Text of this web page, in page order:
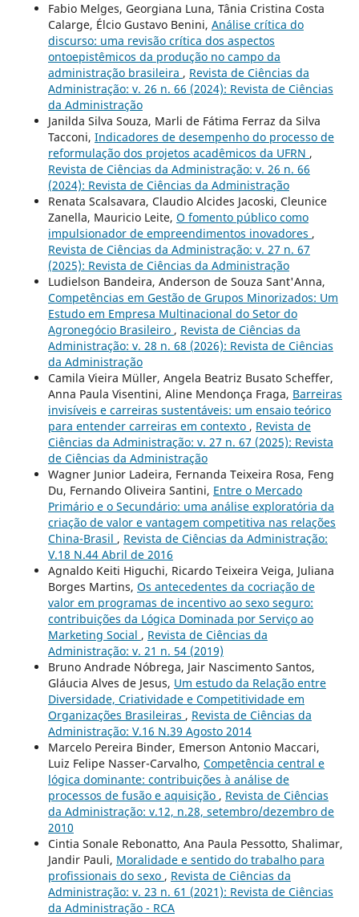
Fabio Melges, Georgiana Luna, Tânia Cristina Costa
Calarge, Élcio Gustavo Benini, Análise crítica do
discurso: uma revisão crítica dos aspectos
ontoepistêmicos da produção no campo da
administração brasileira , Revista de Ciências da
Administração: v. 26 n. 66 (2024): Revista de Ciências
da Administração
Janilda Silva Souza, Marli de Fátima Ferraz da Silva
Tacconi, Indicadores de desempenho do processo de
reformulação dos projetos acadêmicos da UFRN ,
Revista de Ciências da Administração: v. 26 n. 66
(2024): Revista de Ciências da Administração
Renata Scalsavara, Claudio Alcides Jacoski, Cleunice
Zanella, Mauricio Leite, O fomento público como
impulsionador de empreendimentos inovadores ,
Revista de Ciências da Administração: v. 27 n. 67
(2025): Revista de Ciências da Administração
Ludielson Bandeira, Anderson de Souza Sant'Anna,
Competências em Gestão de Grupos Minorizados: Um
Estudo em Empresa Multinacional do Setor do
Agronegócio Brasileiro , Revista de Ciências da
Administração: v. 28 n. 68 (2026): Revista de Ciências
da Administração
Camila Vieira Müller, Angela Beatriz Busato Scheffer,
Anna Paula Visentini, Aline Mendonça Fraga, Barreiras
invisíveis e carreiras sustentáveis: um ensaio teórico
para entender carreiras em contexto , Revista de
Ciências da Administração: v. 27 n. 67 (2025): Revista
de Ciências da Administração
Wagner Junior Ladeira, Fernanda Teixeira Rosa, Feng
Du, Fernando Oliveira Santini, Entre o Mercado
Primário e o Secundário: uma análise exploratória da
criação de valor e vantagem competitiva nas relações
China-Brasil , Revista de Ciências da Administração:
V.18 N.44 Abril de 2016
Agnaldo Keiti Higuchi, Ricardo Teixeira Veiga, Juliana
Borges Martins, Os antecedentes da cocriação de
valor em programas de incentivo ao sexo seguro:
contribuições da Lógica Dominada por Serviço ao
Marketing Social , Revista de Ciências da
Administração: v. 21 n. 54 (2019)
Bruno Andrade Nóbrega, Jair Nascimento Santos,
Gláucia Alves de Jesus, Um estudo da Relação entre
Diversidade, Criatividade e Competitividade em
Organizações Brasileiras , Revista de Ciências da
Administração: V.16 N.39 Agosto 2014
Marcelo Pereira Binder, Emerson Antonio Maccari,
Luiz Felipe Nasser-Carvalho, Competência central e
lógica dominante: contribuições à análise de
processos de fusão e aquisição , Revista de Ciências
da Administração: v.12, n.28, setembro/dezembro de
2010
Cintia Sonale Rebonatto, Ana Paula Pessotto, Shalimar,
Jandir Pauli, Moralidade e sentido do trabalho para
profissionais do sexo , Revista de Ciências da
Administração: v. 23 n. 61 (2021): Revista de Ciências
da Administração - RCA